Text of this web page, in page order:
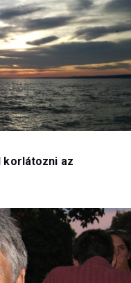
korlátozni az